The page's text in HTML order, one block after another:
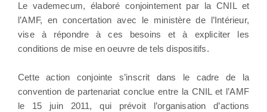
Le vademecum, élaboré conjointement par la CNIL et
l’AMF, en concertation avec le ministère de l’Intérieur,
vise à répondre à ces besoins et à expliciter les
conditions de mise en oeuvre de tels dispositifs.
Cette action conjointe s’inscrit dans le cadre de la
convention de partenariat conclue entre la CNIL et l’AMF
le 15 juin 2011, qui prévoit l’organisation d’actions